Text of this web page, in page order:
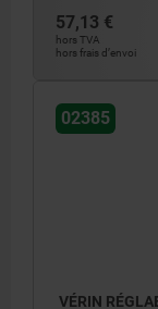
57,13 €
hors TVA
hors frais d’envoi
02385
VÉRIN